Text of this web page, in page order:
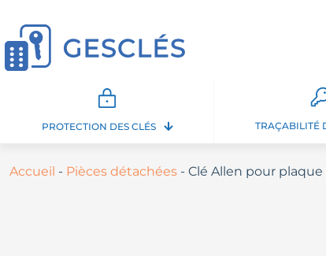
PROTECTION DES CLÉS TRAÇABILITÉ
Accueil - Pièces détachées - Clé Allen pour